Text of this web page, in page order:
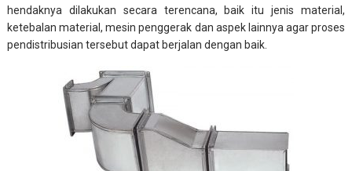
hendaknya dilakukan secara terencana, baik itu jenis material,
ketebalan material, mesin penggerak dan aspek lainnya agar proses
pendistribusian tersebut dapat berjalan dengan baik.